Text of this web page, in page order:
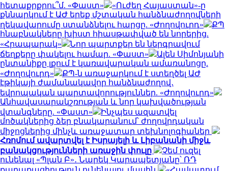
հետաքրքրու՞մ. «Փաստ»
«Ուժեղ Հայաստան»-ը
քննարկում է ԱԺ երեք մշտական հանձնաժողովների
ղեկավարումը ստանձնելու հարցը. «Ժողովուրդ»
ՔՊ
հնաբնակները խիստ հիասթափված են նորերից.
«Հրապարակ»
Նոր պարտքեր են ներգրավում
ճեղքերը փակելու համար. «Փաստ»
Ալեն Սիմոնյանի
ընտանիքը լքում է կառավարական ամառանոցը.
«Ժողովուրդ»
ՔՊ-ն առաջարկում է ստեղծել ԱԺ
էթիկայի ժամանակավոր հանձնաժողով․
եվրոպական պարտավորություններ. «Ժողովուրդ»
Անհավասարակշռության և նոր կախվածության
վտանգները. «Փաստ»
Ինչպես ազատվել
մոծակներից ձեր բնակարանում՝ ժողովրդական
միջոցներից մինչև առաջատար տեխնոլոգիաներ
Հռոմում ավարտվել է Իսրայելի և Լիբանանի միջև
բանակցությունների առաջին փուլը
Չեմ ուզել
ունենալ «Պլան Բ»․ Նարեկ Կարապետյանը՝ ՌԴ